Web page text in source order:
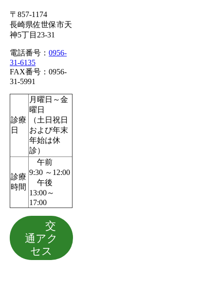
〒857-1174
長崎県佐世保市天
神5丁目23-31
電話番号：0956-
31-6135
FAX番号：0956-
31-5991
診療
日
月曜日～金
曜日
（土日祝日
および年末
年始は休
診）
診療
時間
午前
9:30 ～12:00
午後
13:00～
17:00
交
通アク
セス